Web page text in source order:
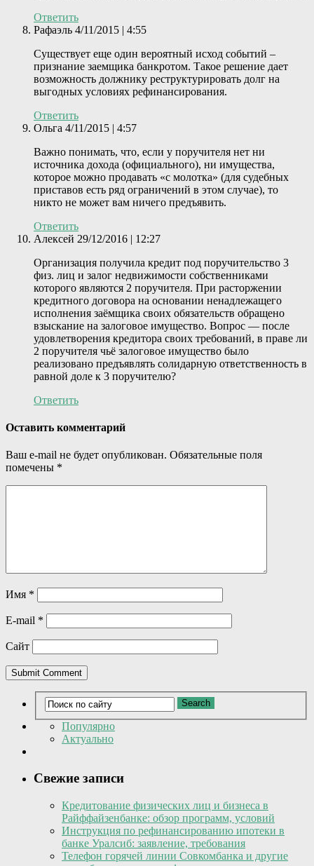
Ответить
Рафаэль 4/11/2015 | 4:55
Существует еще один вероятный исход событий –
признание заемщика банкротом. Такое решение дает
возможность должнику реструктурировать долг на
выгодных условиях рефинансирования.
Ответить
Ольга 4/11/2015 | 4:57
Важно понимать, что, если у поручителя нет ни
источника дохода (официального), ни имущества,
которое можно продавать «с молотка» (для судебных
приставов есть ряд ограничений в этом случае), то
никто не может вам ничего предъявить.
Ответить
Алексей 29/12/2016 | 12:27
Организация получила кредит под поручительство 3
физ. лиц и залог недвижимости собственниками
которого являются 2 поручителя. При расторжении
кредитного договора на основании ненадлежащего
исполнения заёмщика своих обязательств обращено
взыскание на залоговое имущество. Вопрос — после
удовлетворения кредитора своих требований, в праве ли
2 поручителя чьё залоговое имущество было
реализовано предъявлять солидарную ответственность в
равной доле к 3 поручителю?
Ответить
Оставить комментарий
Ваш e-mail не будет опубликован. Обязательные поля
помечены *
Имя *
E-mail *
Сайт
Популярно
Актуально
Свежие записи
Кредитование физических лиц и бизнеса в
Райффайзенбанке: обзор программ, условий
Инструкция по рефинансированию ипотеки в
банке Уралсиб: заявление, требования
Телефон горячей линии Совкомбанка и другие